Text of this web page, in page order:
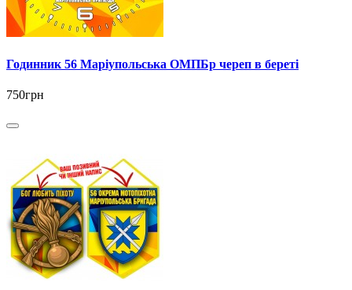
Годинник 56 Маріупольська ОМПБр череп в береті
750грн